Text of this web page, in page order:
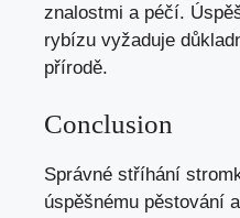
znalostmi a péčí.
rybízu vyžaduje
přírodě.
Conclusion
Správné stříhání
úspěšnému pěstování